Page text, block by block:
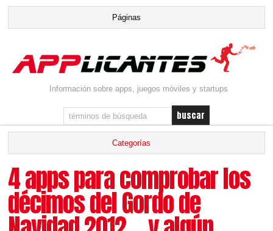
Información sobre apps, juegos móviles y startups
4 apps para comprobar los
décimos del Gordo de